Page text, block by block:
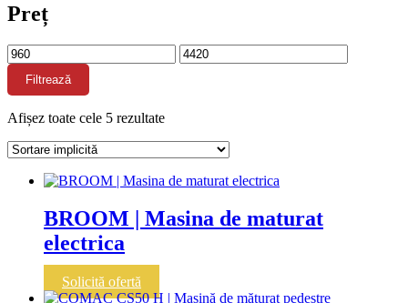
Preț
Preț
minim
Preț
maxim
Filtrează
Afișez toate cele 5 rezultate
BROOM | Masina de maturat
electrica
Solicită ofertă